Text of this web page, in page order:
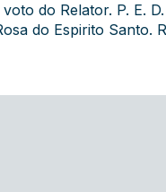
do Relator. P. E.
do Espirito Santo.